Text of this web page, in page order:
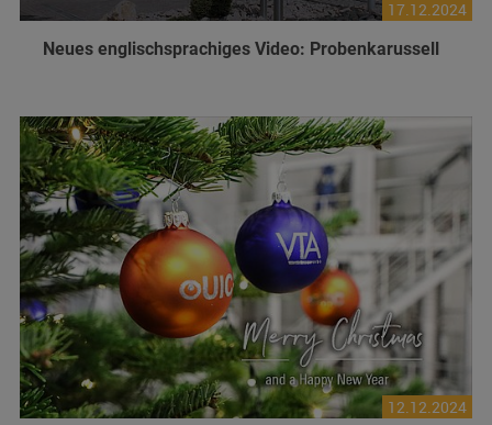
17.12.2024
Neues englischsprachiges Video: Probenkarussell
12.12.2024